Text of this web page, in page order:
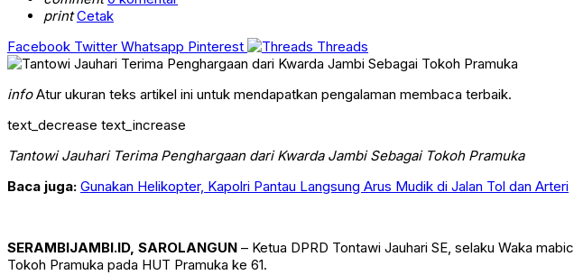
print Cetak
Facebook Twitter Whatsapp Pinterest Threads
infoAtur ukuran teks artikel ini untuk mendapatkan pengalaman membaca terbaik.
text_decrease text_increase
Tantowi Jauhari Terima Penghargaan dari Kwarda Jambi Sebagai Tokoh Pramuka
Baca juga: Gunakan Helikopter, Kapolri Pantau Langsung Arus Mudik di Jalan Tol dan Arteri
SERAMBIJAMBI.ID, SAROLANGUN – Ketua DPRD Tontawi Jauhari SE, selaku Waka
Tokoh Pramuka pada HUT Pramuka ke 61.